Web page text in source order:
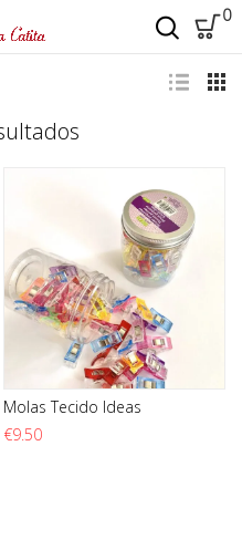
0
Molas Tecido Ideas
€9.50